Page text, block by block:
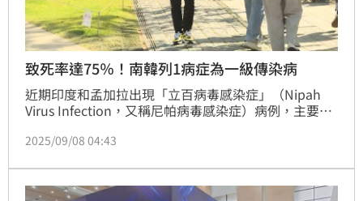
致死率達75％！南韓列1病症為一級傳染病
近期印度和孟加拉出現「立百病毒感染症」（Nipah
Virus Infection，又稱尼帕病毒感染症）病例，主要透
達75％，今年已造成5人死亡。南韓疾病管理廳於今日
所有自印度和孟加拉入境的人士均需完成健康申報。
2025/09/08 04:43